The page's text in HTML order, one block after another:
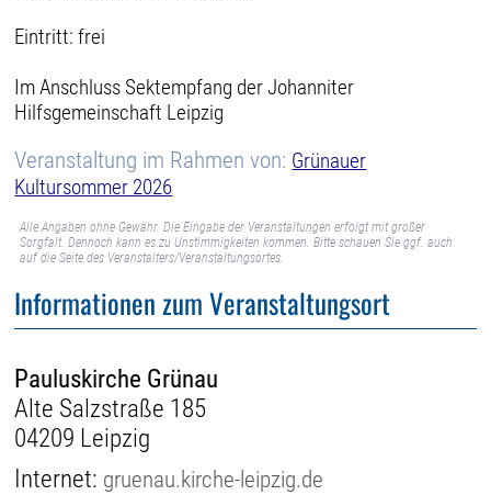
Eintritt: frei
Im Anschluss Sektempfang der Johanniter
Hilfsgemeinschaft Leipzig
Veranstaltung im Rahmen von: Grünauer
Kultursommer 2026
Alle Angaben ohne Gewähr. Die Eingabe der Veranstaltungen erfolgt mit großer
Sorgfalt. Dennoch kann es zu Unstimmigkeiten kommen. Bitte schauen Sie ggf. auch
auf die Seite des Veranstalters/Veranstaltungsortes.
Informationen zum Veranstaltungsort
Pauluskirche Grünau
Alte Salzstraße 185
04209 Leipzig
Internet: gruenau.kirche-leipzig.de